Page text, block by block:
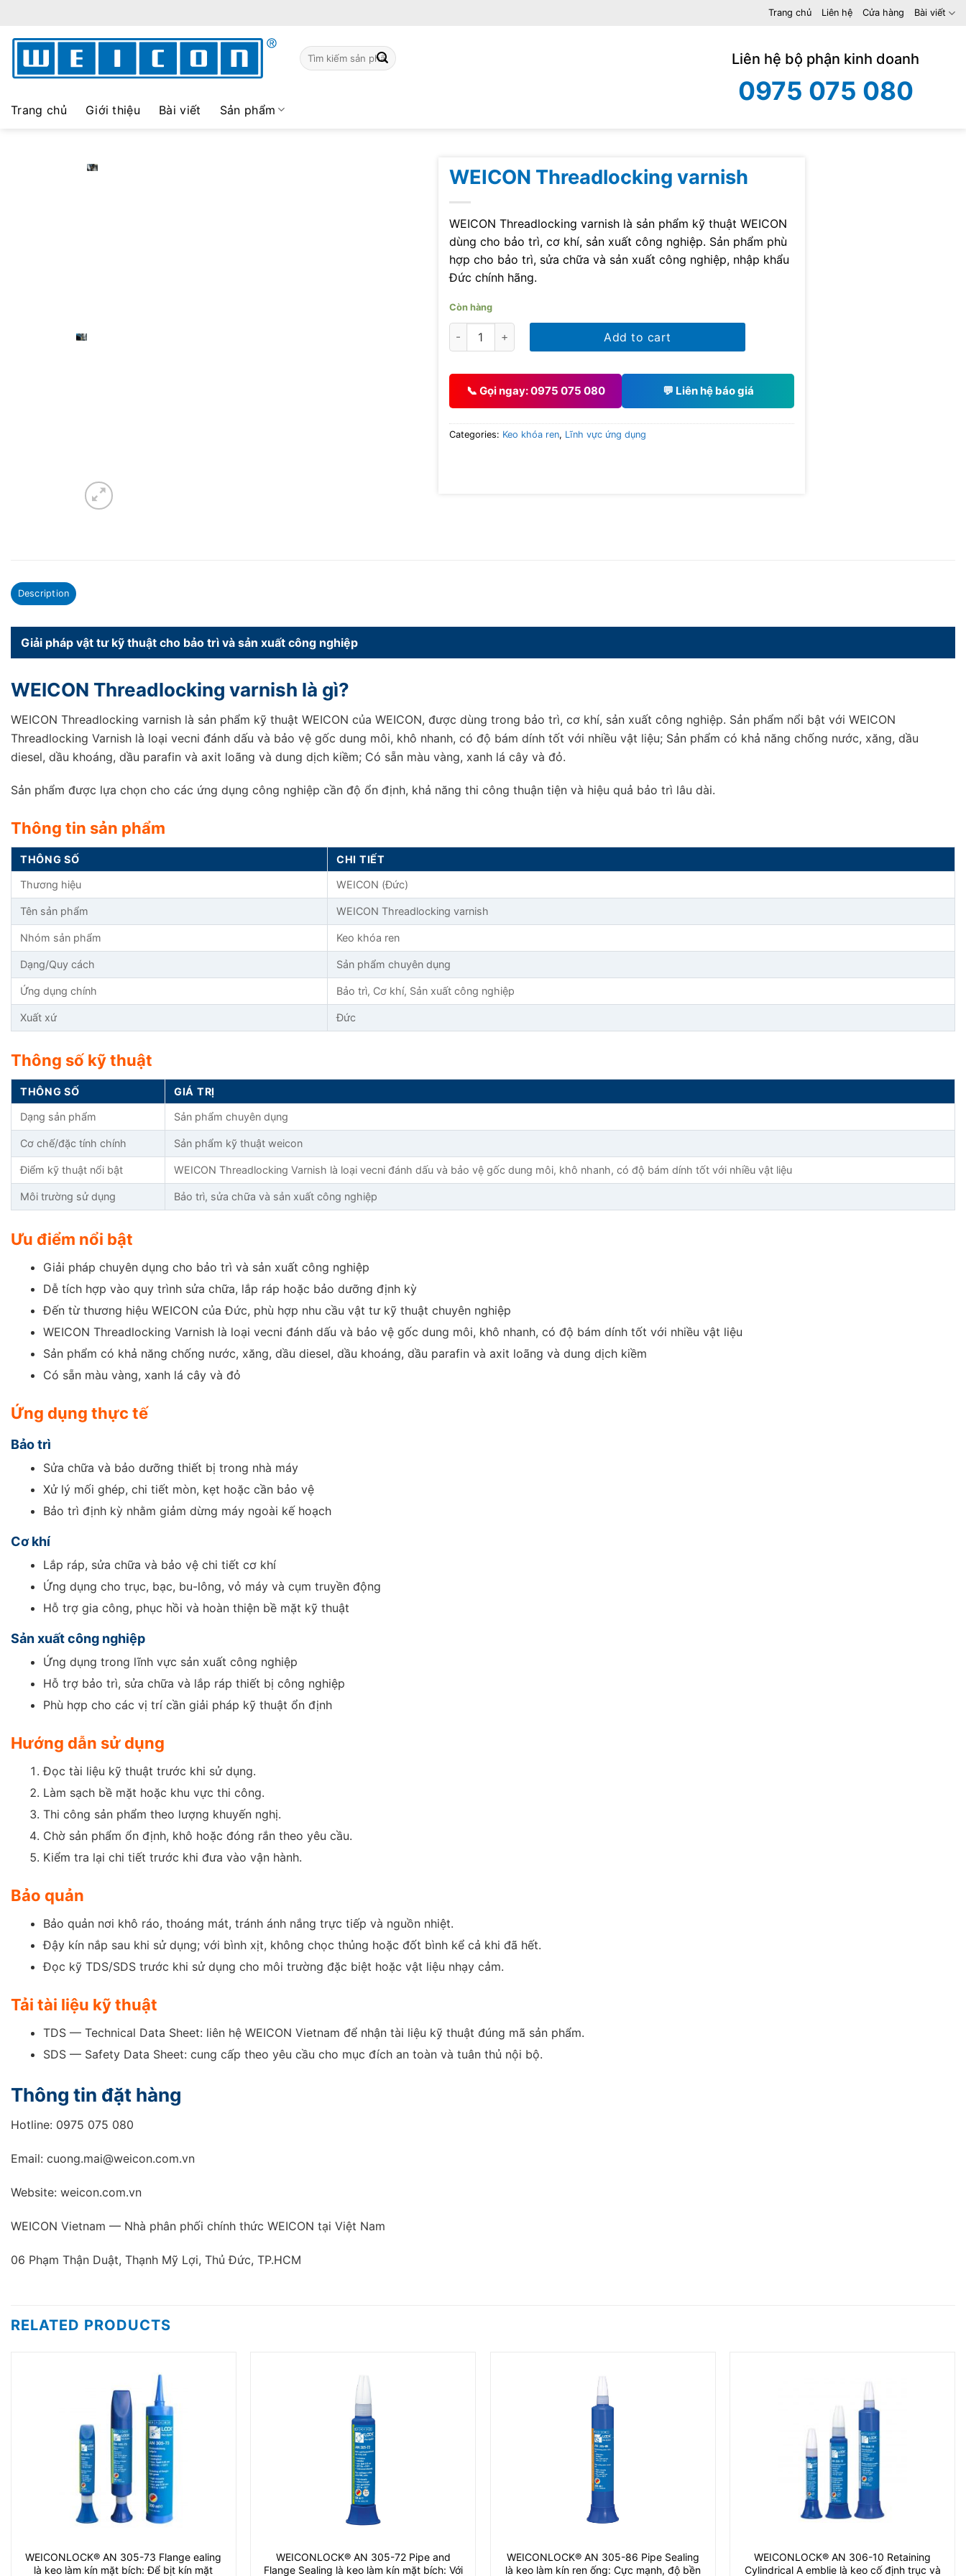
content
Trang chủ Liên hệ Cửa hàng Bài viết
Search
for:
Liên hệ bộ phận kinh doanh
0975 075 080
Trang chủ Giới thiệu Bài viết Sản phẩm
WEICON Threadlocking varnish
WEICON Threadlocking varnish là sản phẩm kỹ thuật WEICON
dùng cho bảo trì, cơ khí, sản xuất công nghiệp. Sản phẩm phù
hợp cho bảo trì, sửa chữa và sản xuất công nghiệp, nhập khẩu
Đức chính hãng.
Còn hàng
WEICON Threadlocking varnish quantity
Add to cart
📞 Gọi ngay: 0975 075 080 💬 Liên hệ báo giá
Categories: Keo khóa ren, Lĩnh vực ứng dụng
Description
Giải pháp vật tư kỹ thuật cho bảo trì và sản xuất công nghiệp
WEICON Threadlocking varnish là gì?
WEICON Threadlocking varnish là sản phẩm kỹ thuật WEICON của WEICON, được dùng trong bảo trì, cơ khí, sản xuất công nghiệp. Sản phẩm nổi bật với WEICON
Threadlocking Varnish là loại vecni đánh dấu và bảo vệ gốc dung môi, khô nhanh, có độ bám dính tốt với nhiều vật liệu; Sản phẩm có khả năng chống nước, xăng, dầu
diesel, dầu khoáng, dầu parafin và axit loãng và dung dịch kiềm; Có sẵn màu vàng, xanh lá cây và đỏ.
Sản phẩm được lựa chọn cho các ứng dụng công nghiệp cần độ ổn định, khả năng thi công thuận tiện và hiệu quả bảo trì lâu dài.
Thông tin sản phẩm
THÔNG SỐ CHI TIẾT
Thương hiệu WEICON (Đức)
Tên sản phẩm WEICON Threadlocking varnish
Nhóm sản phẩm Keo khóa ren
Dạng/Quy cách Sản phẩm chuyên dụng
Ứng dụng chính Bảo trì, Cơ khí, Sản xuất công nghiệp
Xuất xứ Đức
Thông số kỹ thuật
THÔNG SỐ GIÁ TRỊ
Dạng sản phẩm Sản phẩm chuyên dụng
Cơ chế/đặc tính chính Sản phẩm kỹ thuật weicon
Điểm kỹ thuật nổi bật WEICON Threadlocking Varnish là loại vecni đánh dấu và bảo vệ gốc dung môi, khô nhanh, có độ bám dính tốt với nhiều vật liệu
Môi trường sử dụng Bảo trì, sửa chữa và sản xuất công nghiệp
Ưu điểm nổi bật
Giải pháp chuyên dụng cho bảo trì và sản xuất công nghiệp
Dễ tích hợp vào quy trình sửa chữa, lắp ráp hoặc bảo dưỡng định kỳ
Đến từ thương hiệu WEICON của Đức, phù hợp nhu cầu vật tư kỹ thuật chuyên nghiệp
WEICON Threadlocking Varnish là loại vecni đánh dấu và bảo vệ gốc dung môi, khô nhanh, có độ bám dính tốt với nhiều vật liệu
Sản phẩm có khả năng chống nước, xăng, dầu diesel, dầu khoáng, dầu parafin và axit loãng và dung dịch kiềm
Có sẵn màu vàng, xanh lá cây và đỏ
Ứng dụng thực tế
Bảo trì
Sửa chữa và bảo dưỡng thiết bị trong nhà máy
Xử lý mối ghép, chi tiết mòn, kẹt hoặc cần bảo vệ
Bảo trì định kỳ nhằm giảm dừng máy ngoài kế hoạch
Cơ khí
Lắp ráp, sửa chữa và bảo vệ chi tiết cơ khí
Ứng dụng cho trục, bạc, bu-lông, vỏ máy và cụm truyền động
Hỗ trợ gia công, phục hồi và hoàn thiện bề mặt kỹ thuật
Sản xuất công nghiệp
Ứng dụng trong lĩnh vực sản xuất công nghiệp
Hỗ trợ bảo trì, sửa chữa và lắp ráp thiết bị công nghiệp
Phù hợp cho các vị trí cần giải pháp kỹ thuật ổn định
Hướng dẫn sử dụng
Đọc tài liệu kỹ thuật trước khi sử dụng.
Làm sạch bề mặt hoặc khu vực thi công.
Thi công sản phẩm theo lượng khuyến nghị.
Chờ sản phẩm ổn định, khô hoặc đóng rắn theo yêu cầu.
Kiểm tra lại chi tiết trước khi đưa vào vận hành.
Bảo quản
Bảo quản nơi khô ráo, thoáng mát, tránh ánh nắng trực tiếp và nguồn nhiệt.
Đậy kín nắp sau khi sử dụng; với bình xịt, không chọc thủng hoặc đốt bình kể cả khi đã hết.
Đọc kỹ TDS/SDS trước khi sử dụng cho môi trường đặc biệt hoặc vật liệu nhạy cảm.
Tải tài liệu kỹ thuật
TDS — Technical Data Sheet: liên hệ WEICON Vietnam để nhận tài liệu kỹ thuật đúng mã sản phẩm.
SDS — Safety Data Sheet: cung cấp theo yêu cầu cho mục đích an toàn và tuân thủ nội bộ.
Thông tin đặt hàng
Hotline: 0975 075 080
Email: cuong.mai@weicon.com.vn
Website: weicon.com.vn
WEICON Vietnam — Nhà phân phối chính thức WEICON tại Việt Nam
06 Phạm Thận Duật, Thạnh Mỹ Lợi, Thủ Đức, TP.HCM
RELATED PRODUCTS
WEICONLOCK® AN 305-73 Flange ealing
là keo làm kín mặt bích: Để bịt kín mặt
WEICONLOCK® AN 305-72 Pipe and
Flange Sealing là keo làm kín mặt bích: Với
WEICONLOCK® AN 305-86 Pipe Sealing
là keo làm kín ren ống: Cực mạnh, độ bền
WEICONLOCK® AN 306-10 Retaining
Cylindrical A emblie là keo cố định trục và